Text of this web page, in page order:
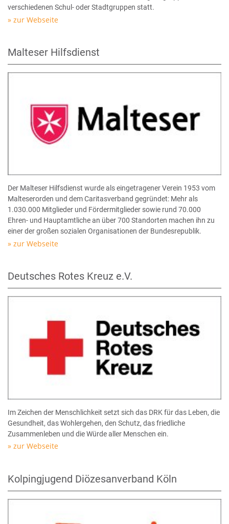
verschiedenen Schul- oder Stadtgruppen statt.
zur Webseite
Malteser Hilfsdienst
Der Malteser Hilfsdienst wurde als eingetragener Verein 1953 vom
Malteserorden und dem Caritasverband gegründet: Mehr als
1.030.000 Mitglieder und Fördermitglieder sowie rund 70.000
Ehren- und Hauptamtliche an über 700 Standorten machen ihn zu
einer der großen sozialen Organisationen der Bundesrepublik.
zur Webseite
Deutsches Rotes Kreuz e.V.
Im Zeichen der Menschlichkeit setzt sich das DRK für das Leben, die
Gesundheit, das Wohlergehen, den Schutz, das friedliche
Zusammenleben und die Würde aller Menschen ein.
zur Webseite
Kolpingjugend Diözesanverband Köln